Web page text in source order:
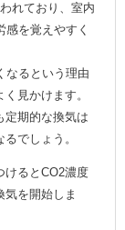
れており、室内
を覚えやすく
なるという理由
見かけます。
定期的な換気は
でしょう。
けるとCO2濃度
気を開始しま